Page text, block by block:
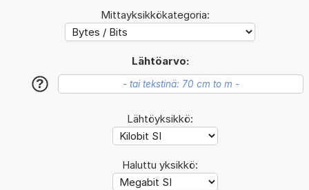
Mittayksikkökategoria:
Lähtöarvo:
?
Lähtöyksikkö:
Haluttu yksikkö: